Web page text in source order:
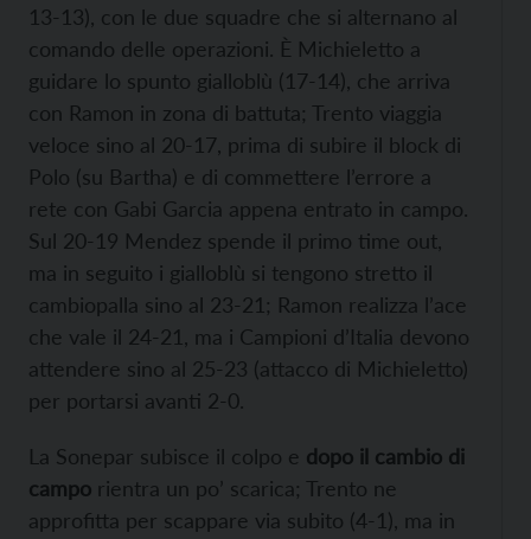
13-13), con le due squadre che si alternano al
comando delle operazioni. È Michieletto a
guidare lo spunto gialloblù (17-14), che arriva
con Ramon in zona di battuta; Trento viaggia
veloce sino al 20-17, prima di subire il block di
Polo (su Bartha) e di commettere l’errore a
rete con Gabi Garcia appena entrato in campo.
Sul 20-19 Mendez spende il primo time out,
ma in seguito i gialloblù si tengono stretto il
cambiopalla sino al 23-21; Ramon realizza l’ace
che vale il 24-21, ma i Campioni d’Italia devono
attendere sino al 25-23 (attacco di Michieletto)
per portarsi avanti 2-0.
La Sonepar subisce il colpo e dopo il cambio di
campo rientra un po’ scarica; Trento ne
approfitta per scappare via subito (4-1), ma in